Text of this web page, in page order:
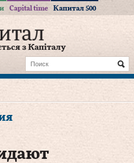
Capital time Капитал 500
з Капіталу